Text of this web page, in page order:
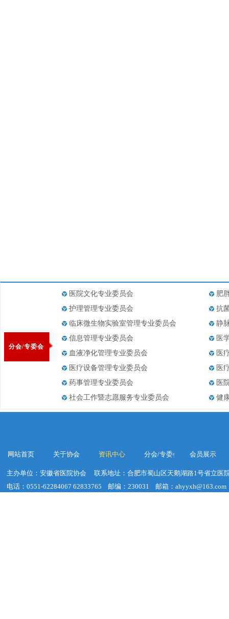
主办单位：安徽省医院协会
联系地址：合肥市蜀山区天鹅湖路1号省立医
电话：0551-62284067 62833765 邮编：230031
邮箱：ahyyxh@163.com
网站首页 关于协会 资讯中心 分会/专委会 会员展示
分会/专委会
医院文化专业委员会
肥
护理管理专业委员会
抗
临床微生物实验室管理专业委员会
静
信息管理专业委员会
医
血液净化管理专业委员会
医
医疗设备管理专业委员会
医
药事管理专业委员会
医
社会工作暨志愿服务专业委员会
健